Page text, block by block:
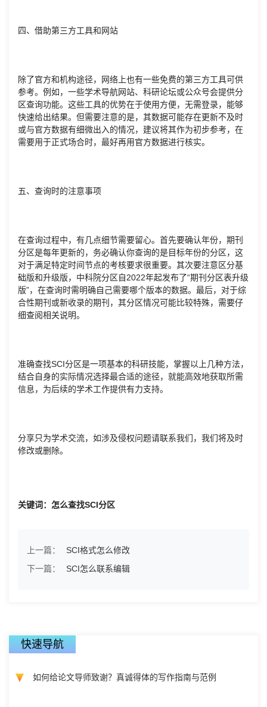
四、借助第三方工具和网站
除了官方和机构途径，网络上也有一些免费的第三方工具可供
参考。例如，一些学术导航网站、科研论坛或公众号会提供分
区查询功能。这些工具的优势在于使用方便，无需登录，能够
快速给出结果。但需要注意的是，其数据可能存在更新不及时
或与官方数据有细微出入的情况，建议将其作为初步参考，在
需要用于正式场合时，最好再用官方数据进行核实。
五、查询时的注意事项
在查询过程中，有几点细节需要留心。首先要确认年份，期刊
分区是每年更新的，务必确认你查询的是目标年份的分区，这
对于满足特定时间节点的考核要求很重要。其次要注意区分基
础版和升级版，中科院分区自2022年起发布了“期刊分区表升级
版”，在查询时需明确自己需要哪个版本的数据。最后，对于综
合性期刊或新收录的期刊，其分区情况可能比较特殊，需要仔
细查阅相关说明。
准确查找SCI分区是一项基本的科研技能，掌握以上几种方法，
结合自身的实际情况选择最合适的途径，就能高效地获取所需
信息，为后续的学术工作提供有力支持。
分享只为学术交流，如涉及侵权问题请联系我们，我们将及时
修改或删除。
关键词：怎么查找SCI分区
上一篇：
SCI格式怎么修改
下一篇：
SCI怎么联系编辑
快速导航
如何给论文导师致谢？真诚得体的写作指南与范例